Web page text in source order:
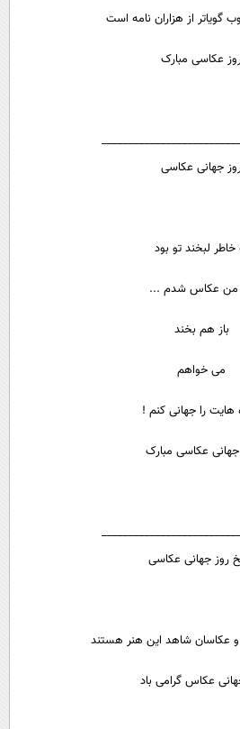
از هزاران نامه است
عکاسی مبارک
جهانی عکاسی
خاطر لبخند تو بود
من عکاس شدم ...
باز هم بخند
می خواهم
هایت را جهانی کنم !
عکاسی مبارک
روز جهانی عکاسی
عکاسان شاهد این هنر هستند
عکاس گرامی باد